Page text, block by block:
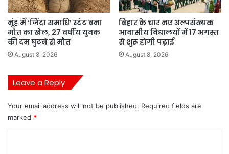
नूंह में ‘जिंदा समाधि’ स्टंट बना
मौत का खेल, 27 वर्षीय युवक
की दम घुटने से मौत
August 8, 2026
बिहार के चार नए अल्पसंख्यक
आवासीय विद्यालयों में 17 अगस्त
से शुरू होगी पढ़ाई
August 8, 2026
Leave a Reply
Your email address will not be published. Required fields are
marked *